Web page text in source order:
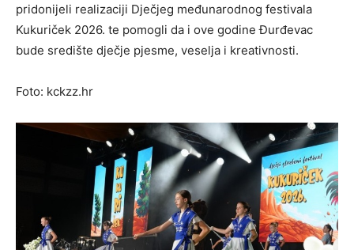
pridonijeli realizaciji Dječjeg međunarodnog festivala
Kukuriček 2026. te pomogli da i ove godine Đurđevac
bude središte dječje pjesme, veselja i kreativnosti.
Foto: kckzz.hr